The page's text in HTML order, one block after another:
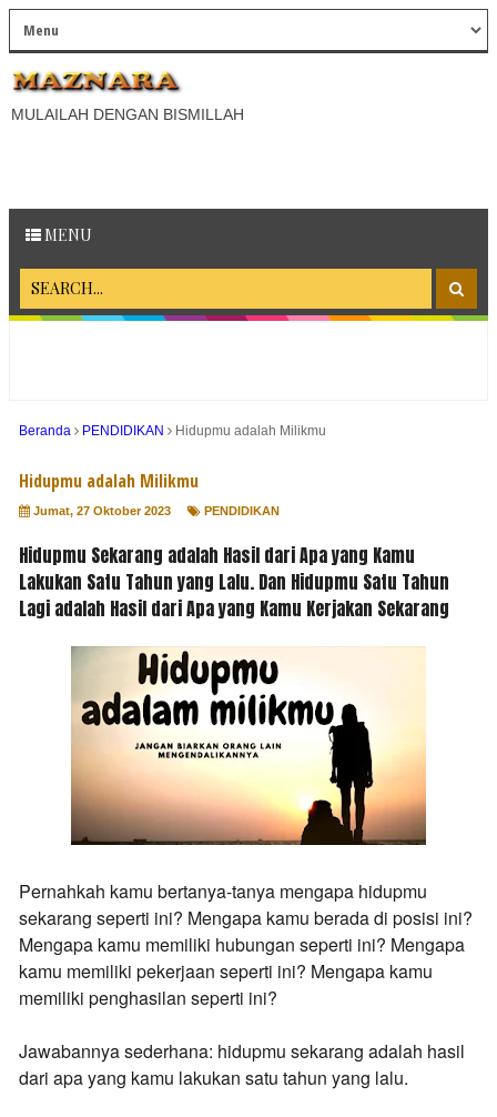
MULAILAH DENGAN BISMILLAH
MENU
Beranda PENDIDIKAN Hidupmu adalah Milikmu
Hidupmu adalah Milikmu
Jumat, 27 Oktober 2023 PENDIDIKAN
Hidupmu Sekarang adalah Hasil dari Apa yang Kamu
Lakukan Satu Tahun yang Lalu. Dan Hidupmu Satu Tahun
Lagi adalah Hasil dari Apa yang Kamu Kerjakan Sekarang
Pernahkah kamu bertanya-tanya mengapa hidupmu
sekarang seperti ini? Mengapa kamu berada di posisi ini?
Mengapa kamu memiliki hubungan seperti ini? Mengapa
kamu memiliki pekerjaan seperti ini? Mengapa kamu
memiliki penghasilan seperti ini?
Jawabannya sederhana: hidupmu sekarang adalah hasil
dari apa yang kamu lakukan satu tahun yang lalu.